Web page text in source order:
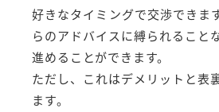
好きなタイミングで交渉できま
らのアドバイスに縛られること
進めることができます。
ただし、これはデメリットと表
ます。